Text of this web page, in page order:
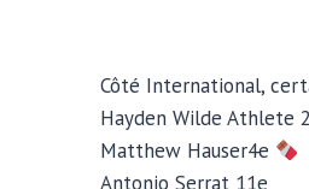
Côté International,
Hayden Wilde Athlete
Matthew Hauser4e
Antonio Serrat 11e